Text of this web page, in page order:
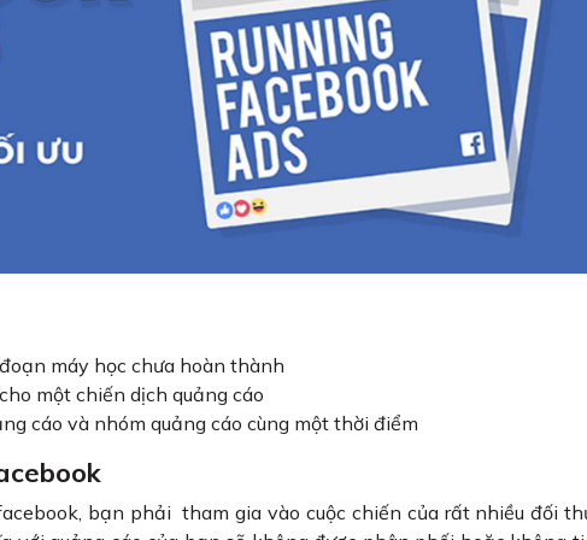
máy học chưa hoàn thành
một chiến dịch quảng cáo
cáo và nhóm quảng cáo cùng một thời điểm
bạn phải tham gia vào cuộc chiến của rất nhiều đối